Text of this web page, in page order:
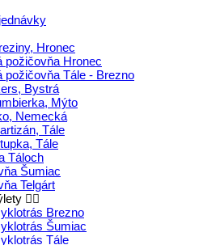
Hronec
požičovňa Hronec
požičovňa Tále - Brezno
Bystrá
Mýto
Nemecká
Tále
Tále
Táloch
Šumiac
Telgárt
Brezno
Šumiac
Tále